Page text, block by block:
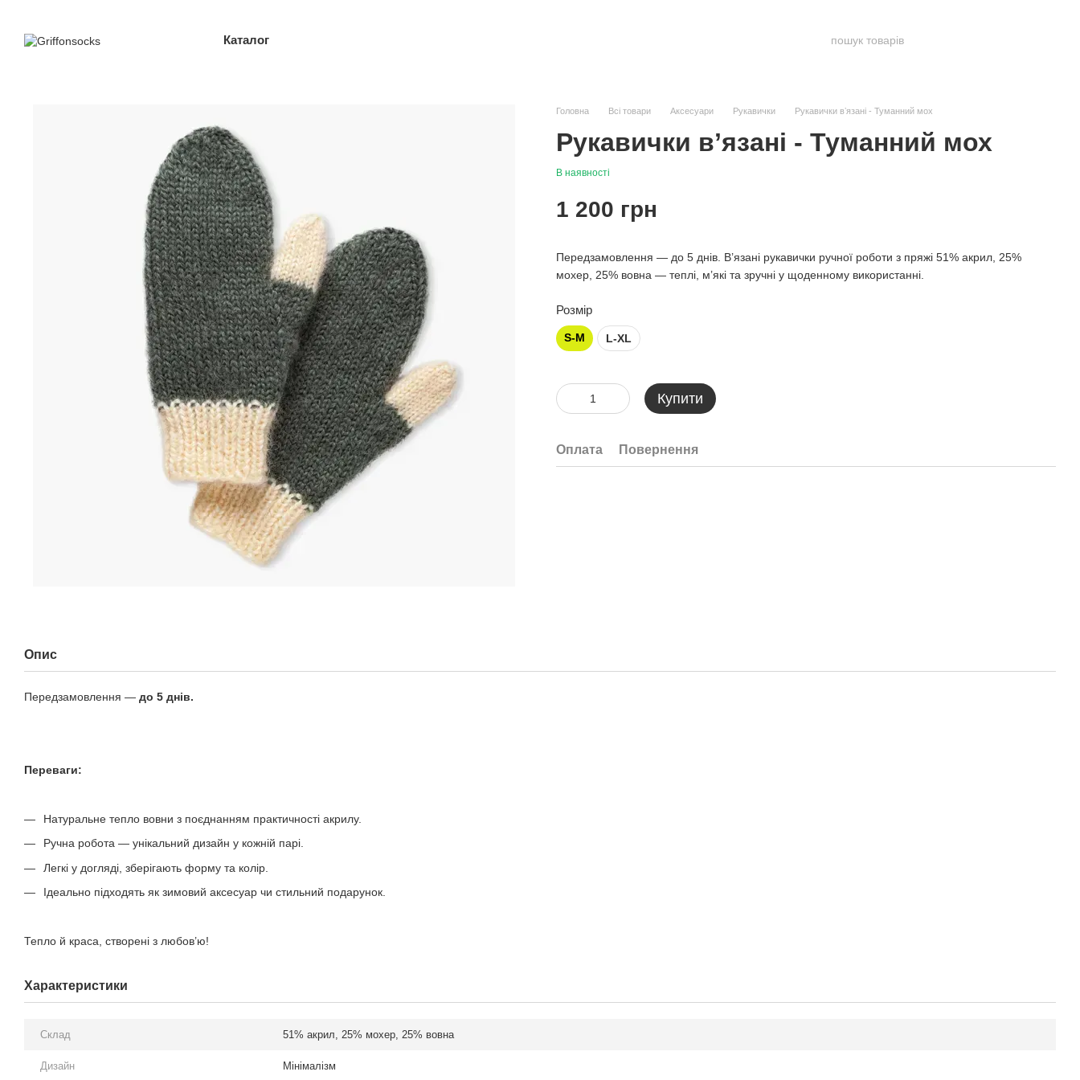
Каталог
Головна Всі товари Аксесуари Рукавички Рукавички вʼязані - Туманний мох
Рукавички вʼязані - Туманний мох
В наявності
1 200 грн
Передзамовлення — до 5 днів. В’язані рукавички ручної роботи з пряжі 51% акрил, 25%
мохер, 25% вовна — теплі, м’які та зручні у щоденному використанні.
Розмір
S-M L-XL
Купити
Оплата Повернення
Опис
Передзамовлення — до 5 днів.
Переваги:
Натуральне тепло вовни з поєднанням практичності акрилу.
Ручна робота — унікальний дизайн у кожній парі.
Легкі у догляді, зберігають форму та колір.
Ідеально підходять як зимовий аксесуар чи стильний подарунок.
Тепло й краса, створені з любов’ю!
Характеристики
Склад 51% акрил, 25% мохер, 25% вовна
Дизайн Мінімалізм